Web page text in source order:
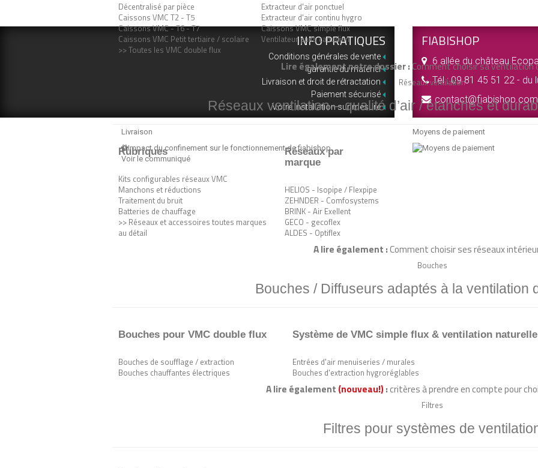
Décentralisé par pièce
Caissons VMC T2 - T5
Caissons VMC - T6 - T7
Caissons VMC Petit tertiaire / scolaire
>> Toutes les VMC double flux
Extracteur d'air ponctuel
Extracteur d'air continu hygro
Caissons VMC simple flux
Ventilateur puits canadien
Lire également notre dossier :Comment choisir sa ventilation
Réseaux ventilation
Réseaux ventilation – qualité d’air / étanches et
Rubriques
Kits configurables réseaux VMC
Manchons et réductions
Traitement du bruit
Batteries de chauffage
>> Réseaux et accessoires toutes marques
au détail
Réseaux par
marque
HELIOS - Isopipe / Flexpipe
ZEHNDER - Comfosystems
BRINK - Air Exellent
GECO - gecoflex
ALDES - Optiflex
A lire également :Comment choisir ses réseaux
Bouches
Bouches / Diffuseurs adaptés à la ventilation
Bouches pour VMC double flux
Bouches de soufflage / extraction
Bouches chauffantes électriques
Système de VMC simple flux & ventilation naturelle
Entrées d'air menuiseries / murales
Bouches d'extraction hygroréglables
A lire également (nouveau!) : critères à prendre en compte pour
Filtres
Filtres pour systèmes de
INFO PRATIQUES
Conditions générales de vente
garantie du matériel
Livraison et droit de rétractation
Paiement sécurisé
Votre installation sur mesure
FIABISHOP
6 allée du château
Tél :09 81 45 51 22 - du
contact@fiabishop.com
Livraison
Impact du confinement sur le fonctionnement de fiabishop
Voir le communiqué
Moyens de paiement